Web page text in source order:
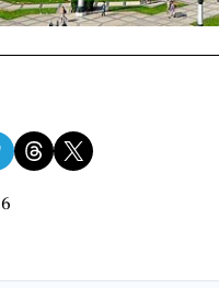
Share on Threads Compartir en X